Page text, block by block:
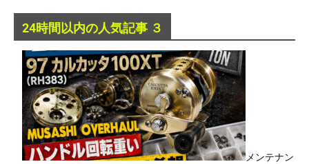
24時間以内の人気記事 ３
メンテナン